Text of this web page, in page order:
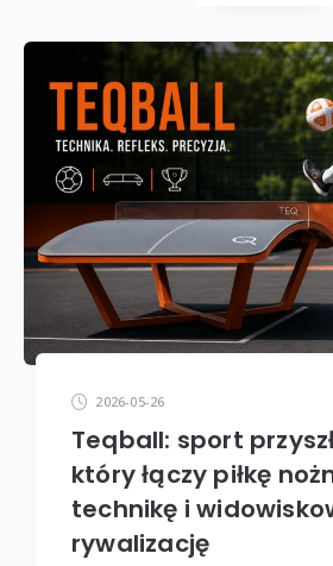
2026-05-26
Teqball: sport
który łączy piłkę
technikę i
rywalizację